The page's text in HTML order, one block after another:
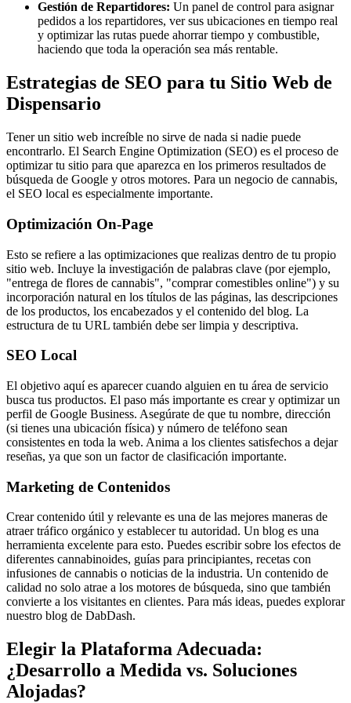
Gestión de Repartidores: Un panel de control para asignar
pedidos a los repartidores, ver sus ubicaciones en tiempo real
y optimizar las rutas puede ahorrar tiempo y combustible,
haciendo que toda la operación sea más rentable.
Estrategias de SEO para tu Sitio Web de
Dispensario
Tener un sitio web increíble no sirve de nada si nadie puede
encontrarlo. El Search Engine Optimization (SEO) es el proceso de
optimizar tu sitio para que aparezca en los primeros resultados de
búsqueda de Google y otros motores. Para un negocio de cannabis,
el SEO local es especialmente importante.
Optimización On-Page
Esto se refiere a las optimizaciones que realizas dentro de tu propio
sitio web. Incluye la investigación de palabras clave (por ejemplo,
"entrega de flores de cannabis", "comprar comestibles online") y su
incorporación natural en los títulos de las páginas, las descripciones
de los productos, los encabezados y el contenido del blog. La
estructura de tu URL también debe ser limpia y descriptiva.
SEO Local
El objetivo aquí es aparecer cuando alguien en tu área de servicio
busca tus productos. El paso más importante es crear y optimizar un
perfil de Google Business. Asegúrate de que tu nombre, dirección
(si tienes una ubicación física) y número de teléfono sean
consistentes en toda la web. Anima a los clientes satisfechos a dejar
reseñas, ya que son un factor de clasificación importante.
Marketing de Contenidos
Crear contenido útil y relevante es una de las mejores maneras de
atraer tráfico orgánico y establecer tu autoridad. Un blog es una
herramienta excelente para esto. Puedes escribir sobre los efectos de
diferentes cannabinoides, guías para principiantes, recetas con
infusiones de cannabis o noticias de la industria. Un contenido de
calidad no solo atrae a los motores de búsqueda, sino que también
convierte a los visitantes en clientes. Para más ideas, puedes explorar
nuestro blog de DabDash.
Elegir la Plataforma Adecuada:
¿Desarrollo a Medida vs. Soluciones
Alojadas?